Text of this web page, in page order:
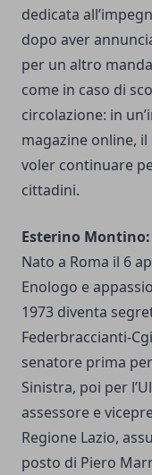
dedicata
dopo aver
per un altro
come in caso di
circolazione: in
magazine online,
voler continuare
cittadini.
Esterino Montino:
Nato a Roma il 6
Enologo e
1973 diventa
Federbraccianti-
senatore prima
Sinistra, poi per
assessore e
Regione Lazio,
posto di Piero